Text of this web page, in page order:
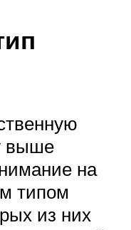
выше
на
типом
из них